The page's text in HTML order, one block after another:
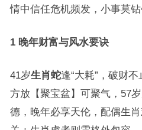
情中信任危机频发，小事莫钻
1 晚年财富与风水要诀
41岁生肖蛇逢“大耗”，破财
方放【聚宝盆】可聚气，57
德，晚年必享天伦，配偶生